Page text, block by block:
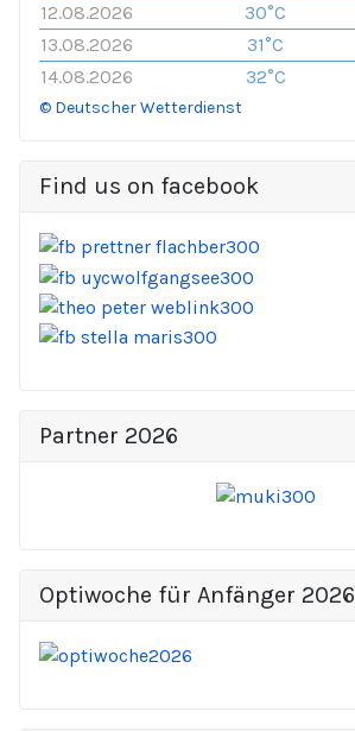
12.08.2026
30°C
13.08.2026
31°C
14.08.2026
32°C
© Deutscher Wetterdienst
Find us on facebook
Partner 2026
Optiwoche für Anfänger 2026